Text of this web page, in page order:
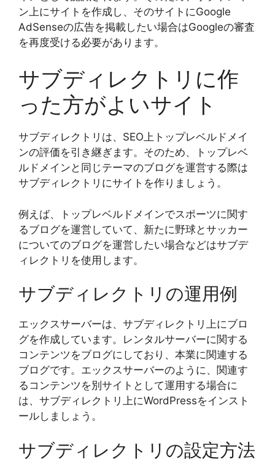
ン上にサイトを作成し、そのサイトにGoogle
AdSenseの広告を掲載したい場合はGoogleの審査
を再度受ける必要があります。
サブディレクトリに作
った方がよいサイト
サブディレクトリは、SEO上トップレベルドメイ
ンの評価を引き継ぎます。そのため、トップレベ
ルドメインと同じテーマのブログを運営する際は
サブディレクトリにサイトを作りましょう。
例えば、トップレベルドメインでスポーツに関す
るブログを運営していて、新たに野球とサッカー
についてのブログを運営したい場合などはサブデ
ィレクトリを使用します。
サブディレクトリの運用例
エックスサーバーは、サブディレクトリ上にブロ
グを作成しています。レンタルサーバーに関する
コンテンツをブログにしており、本業に関連する
ブログです。エックスサーバーのように、関連す
るコンテンツを別サイトとして運用する場合に
は、サブディレクトリ上にWordPressをインスト
ールしましょう。
サブディレクトリの設定方法